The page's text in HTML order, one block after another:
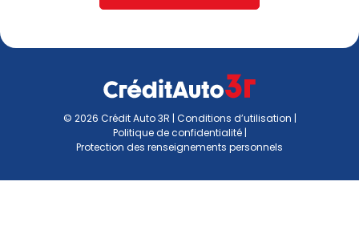
© 2026 Crédit Auto 3R | Conditions d’utilisation |
Politique de confidentialité|
Protection des renseignements personnels